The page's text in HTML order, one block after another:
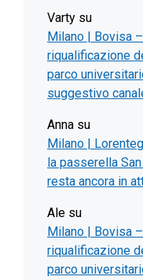
Varty su
Milano | Bovisa
riqualificazione
parco
suggestivo
Anna su
Milano |
la passerella
resta ancora in
Ale su
Milano | Bovisa
riqualificazione
parco